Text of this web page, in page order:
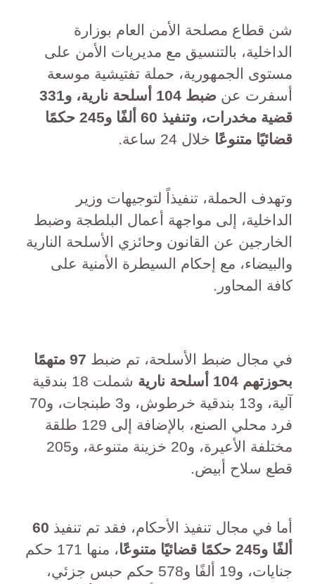
شن قطاع مصلحة الأمن العام بوزارة
الداخلية، بالتنسيق مع مديريات الأمن على
مستوى الجمهورية، حملة تفتيشية موسعة
أسفرت عن
ضبط 104 أسلحة نارية، و331
قضية مخدرات، وتنفيذ 60 ألفًا و245 حكمًا
قضائيًا متنوعًا خلال 24 ساعة.
وتهدف الحملة، تنفيذاً لتوجيهات وزير
الداخلية، إلى مواجهة أعمال البلطجة وضبط
الخارجين عن القانون وحائزي الأسلحة النارية
والبيضاء، مع إحكام السيطرة الأمنية على
كافة المحاور.
في مجال ضبط الأسلحة، تم ضبط
97 متهمًا
بحوزتهم 104 أسلحة نارية
شملت 18 بندقية
آلية، و13 بندقية خرطوش، و3 طبنجات، و70
فرد محلي الصنع، بالإضافة إلى 129 طلقة
مختلفة الأعيرة، و20 خزينة متنوعة، و205
قطع سلاح أبيض.
أما في مجال تنفيذ الأحكام، فقد تم تنفيذ 60
ألفًا و245 حكمًا قضائيًا متنوعًا
، منها 171 حكم
جنايات، و19 ألفًا و578 حكم حبس جزئي،